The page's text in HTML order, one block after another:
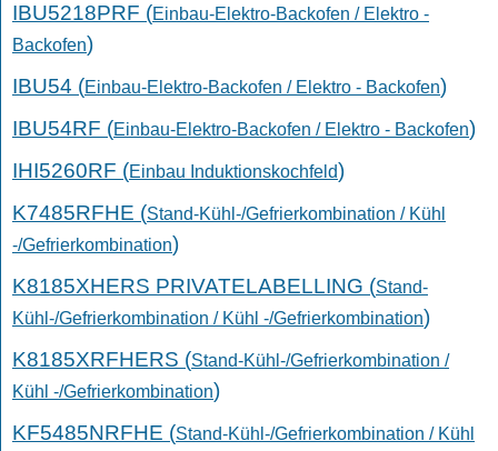
IBU5218PRF (Einbau-Elektro-Backofen / Elektro -
Backofen)
IBU54 (Einbau-Elektro-Backofen / Elektro - Backofen)
IBU54RF (Einbau-Elektro-Backofen / Elektro - Backofen)
IHI5260RF (Einbau Induktionskochfeld)
K7485RFHE (Stand-Kühl-/Gefrierkombination / Kühl
-/Gefrierkombination)
K8185XHERS PRIVATELABELLING (Stand-
Kühl-/Gefrierkombination / Kühl -/Gefrierkombination)
K8185XRFHERS (Stand-Kühl-/Gefrierkombination /
Kühl -/Gefrierkombination)
KF5485NRFHE (Stand-Kühl-/Gefrierkombination / Kühl